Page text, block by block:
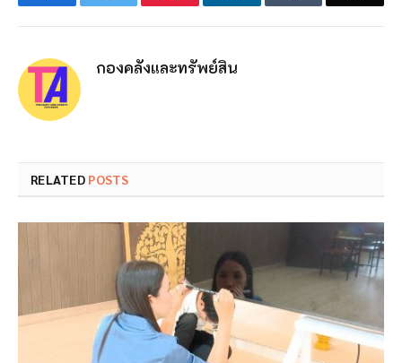
กองคลังและทรัพย์สิน
RELATED POSTS